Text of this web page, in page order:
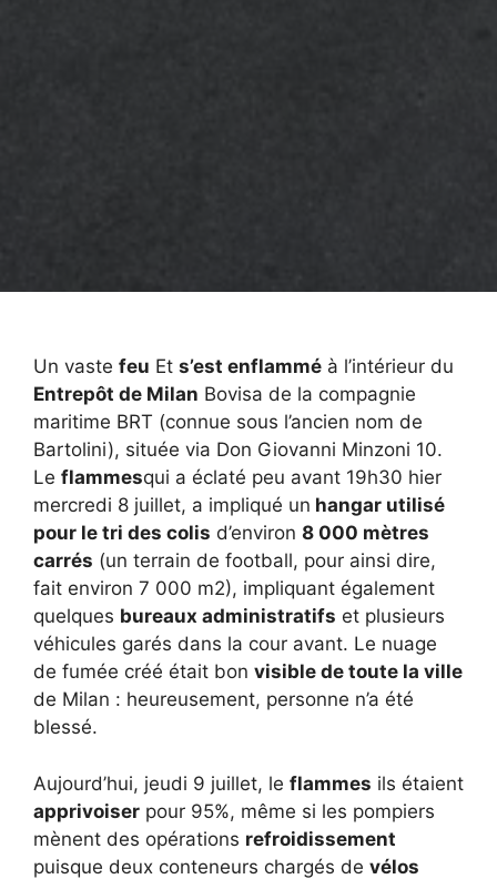
Un vaste feu Et s’est enflammé à l’intérieur du
Entrepôt de Milan Bovisa de la compagnie
maritime BRT (connue sous l’ancien nom de
Bartolini), située via Don Giovanni Minzoni 10.
Le flammesqui a éclaté peu avant 19h30 hier
mercredi 8 juillet, a impliqué un hangar utilisé
pour le tri des colis d’environ 8 000 mètres
carrés (un terrain de football, pour ainsi dire,
fait environ 7 000 m2), impliquant également
quelques bureaux administratifs et plusieurs
véhicules garés dans la cour avant. Le nuage
de fumée créé était bon visible de toute la ville
de Milan : heureusement, personne n’a été
blessé.
Aujourd’hui, jeudi 9 juillet, le flammes ils étaient
apprivoiser pour 95%, même si les pompiers
mènent des opérations refroidissement
puisque deux conteneurs chargés de vélos